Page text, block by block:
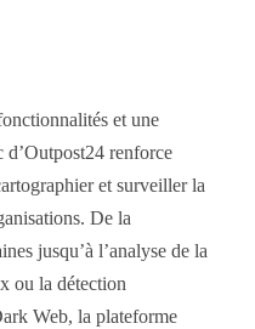
et une
renforce
et surveiller la
De la
jusqu’à l’analyse de la
ou la détection
Web, la plateforme